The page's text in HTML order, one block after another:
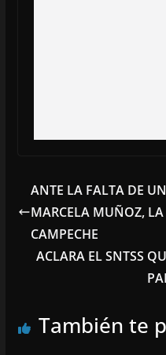
ANTE LA FALTA DE
MARCELA MUÑOZ,
CAMPECHE
ACLARA EL SNTSS
También te